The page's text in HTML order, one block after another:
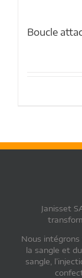
Boucle
Janisset
Nous
la sangle et
sangle,